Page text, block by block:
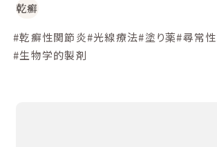
乾癬
#乾癬性関節炎#光線療法#塗り薬#尋常
#生物学的製剤